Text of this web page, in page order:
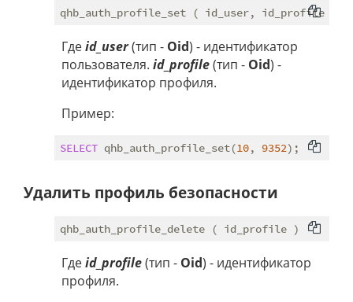
Гдеid_user(тип - Oid) - идентификатор
пользователя. id_profile(тип - Oid) -
идентификатор профиля.
Пример:
SELECT qhb_auth_profile_set(10, 9352
Удалить профиль безопасности
Гдеid_profile(тип - Oid) - идентификатор
профиля.